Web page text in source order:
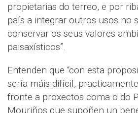
propietarias do terreo, e por
país a integrar outros usos no
conservar os seus valores
paisaxísticos”.
Entenden que “con esta
sería máis difícil,
fronte a proxectos coma o do
Mouriños que supoñen un